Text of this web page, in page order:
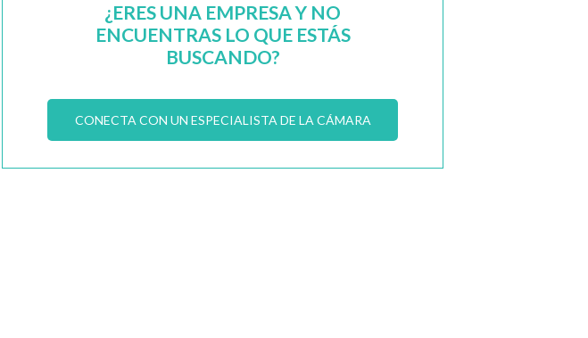
¿ERES UNA EMPRESA Y NO
ENCUENTRAS LO QUE ESTÁS
BUSCANDO?
CONECTA CON UN ESPECIALISTA DE LA CÁMARA